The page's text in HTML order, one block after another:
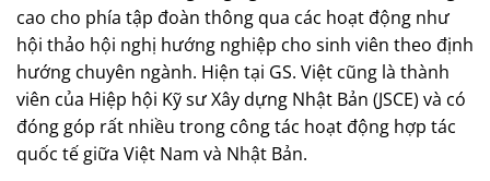
cao cho phía tập đoàn thông qua các hoạt động như
hội thảo hội nghị hướng nghiệp cho sinh viên theo định
hướng chuyên ngành. Hiện tại GS. Việt cũng là thành
viên của Hiệp hội Kỹ sư Xây dựng Nhật Bản (JSCE) và có
đóng góp rất nhiều trong công tác hoạt động hợp tác
quốc tế giữa Việt Nam và Nhật Bản.